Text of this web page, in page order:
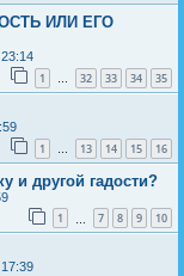
ИЛИ ЕГО
1 … 32 33 34 35
1 … 13 14 15 16
и другой гадости?
1 7 8 9 10